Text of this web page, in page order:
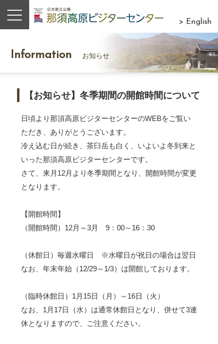
> English
Information お知らせ
【お知らせ】冬季期間の開館時間について
日頃より那須高原ビジターセンターのWEBをご覧い
ただき、ありがとうございます。
冷え込む日が続き、茶臼岳も白く、いよいよ冬到来と
いった那須高原ビジターセンターです。
さて、来月12月より冬季期間となり、開館時間が変更
となります。
【開館時間】
（開館時間）12月～3月 9：00～16：30
（休館日）毎週水曜日 ※水曜日が祝日の場合は翌日
なお、年末年始（12/29～1/3）は開館しております。
（臨時休館日）1月15日（月）～16日（火）
なお、1月17日（水）は通常休館日となり、併せて3連
休となりますので、ご注意ください。